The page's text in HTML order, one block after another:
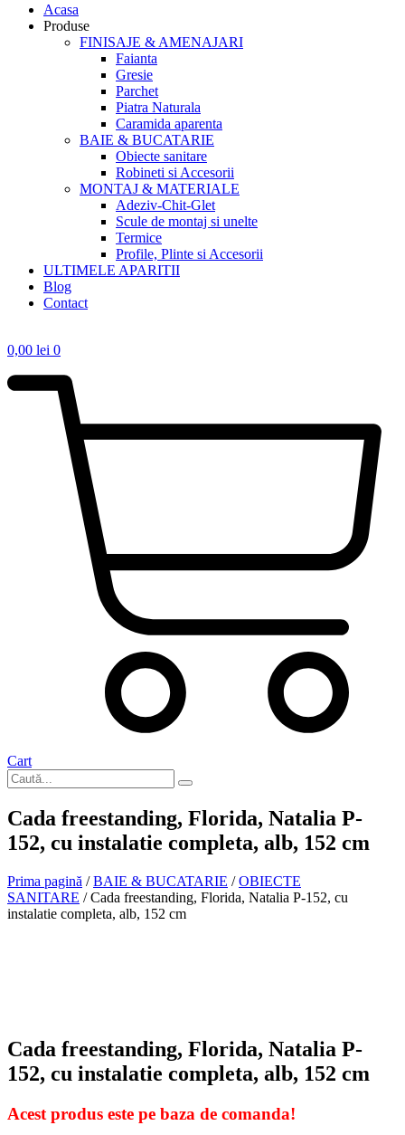
Acasa
Produse
FINISAJE & AMENAJARI
Faianta
Gresie
Parchet
Piatra Naturala
Caramida aparenta
BAIE & BUCATARIE
Obiecte sanitare
Robineti si Accesorii
MONTAJ & MATERIALE
Adeziv-Chit-Glet
Scule de montaj si unelte
Termice
Profile, Plinte si Accesorii
ULTIMELE APARITII
Blog
Contact
0,00 lei 0
Cart
Cada freestanding, Florida, Natalia P-
152, cu instalatie completa, alb, 152 cm
Prima pagină /BAIE & BUCATARIE /OBIECTE
SANITARE / Cada freestanding, Florida, Natalia P-152, cu
instalatie completa, alb, 152 cmLa comanda
Cada freestanding, Florida, Natalia P-
152, cu instalatie completa, alb, 152 cm
Acest produs este pe baza de comanda!